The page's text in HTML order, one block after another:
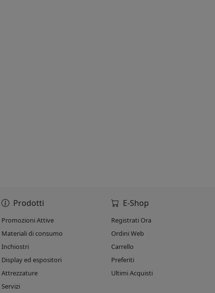
Prodotti
Promozioni Attive
Materiali di consumo
Inchiostri
Display ed espositori
Attrezzature
Servizi
E-Shop
Registrati Ora
Ordini Web
Carrello
Preferiti
Ultimi Acquisti